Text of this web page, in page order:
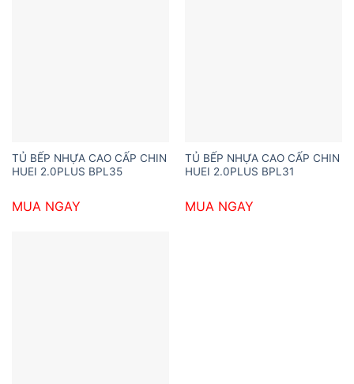
TỦ BẾP NHỰA CAO CẤP CHIN
HUEI 2.0PLUS BPL35
MUA NGAY
TỦ BẾP NHỰA CAO CẤP CHIN
HUEI 2.0PLUS BPL31
MUA NGAY